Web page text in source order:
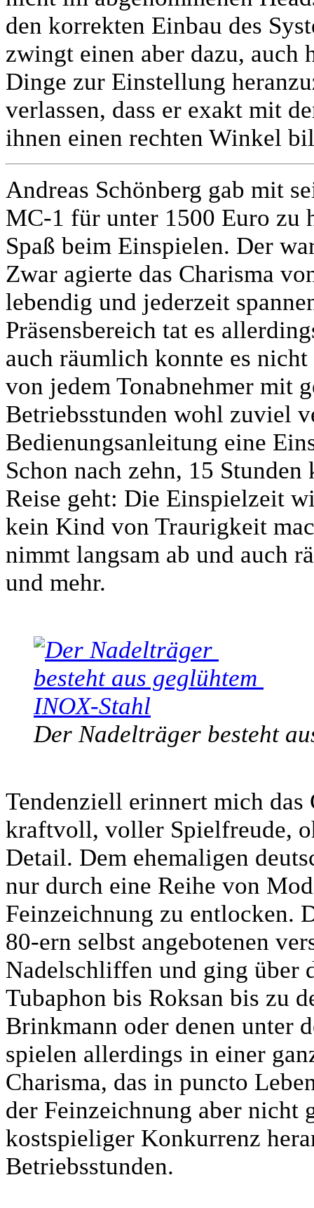
den korrekten Einbau des
zwingt einen aber dazu, auch
Dinge zur Einstellung
verlassen, dass er exakt mit
ihnen einen rechten Winkel
Andreas Schönberg gab mit
MC-1 für unter 1500 Euro zu
Spaß beim Einspielen. Der
Zwar agierte das Charisma
lebendig und jederzeit
Präsensbereich tat es
auch räumlich konnte es
von jedem Tonabnehmer mit
Betriebsstunden wohl zuviel
Bedienungsanleitung eine
Schon nach zehn, 15
Reise geht: Die Einspielzeit
kein Kind von Traurigkeit
nimmt langsam ab und auch
und mehr.
Der Nadelträger besteht
Tendenziell erinnert mich
kraftvoll, voller Spielfreude,
Detail. Dem ehemaligen
nur durch eine Reihe von
Feinzeichnung zu entlocken.
80-ern selbst angebotenen
Nadelschliffen und ging über
Tubaphon bis Roksan bis zu
Brinkmann oder denen unter
spielen allerdings in einer
Charisma, das in puncto
der Feinzeichnung aber nicht
kostspieliger Konkurrenz
Betriebsstunden.